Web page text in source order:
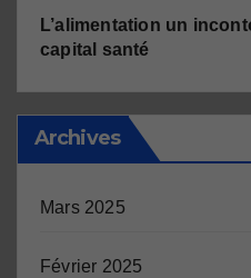
L’alimentation un
capital santé
Archives
Mars 2025
Février 2025